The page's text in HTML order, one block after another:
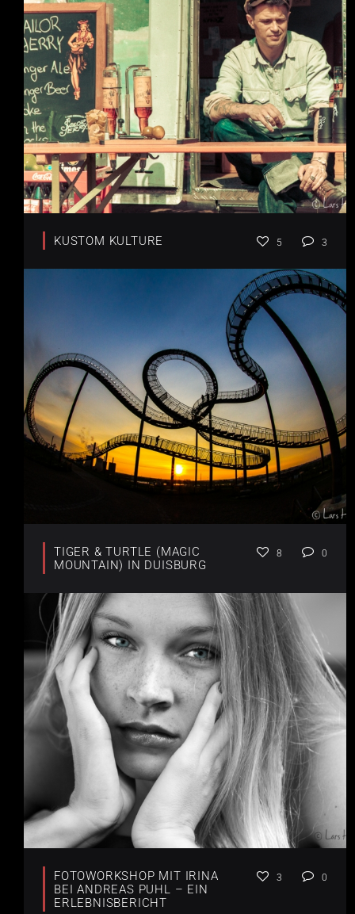
KUSTOM KULTURE 5 3
TIGER & TURTLE (MAGIC
MOUNTAIN) IN DUISBURG
8 0
FOTOWORKSHOP MIT IRINA
BEI ANDREAS PUHL – EIN
ERLEBNISBERICHT
3 0